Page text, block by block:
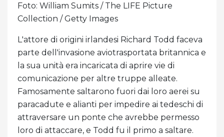
Foto: William Sumits / The LIFE Picture
Collection / Getty Images
L'attore di origini irlandesi Richard Todd faceva
parte dell'invasione aviotrasportata britannica e
la sua unità era incaricata di aprire vie di
comunicazione per altre truppe alleate.
Famosamente saltarono fuori dai loro aerei su
paracadute e alianti per impedire ai tedeschi di
attraversare un ponte che avrebbe permesso
loro di attaccare, e Todd fu il primo a saltare.